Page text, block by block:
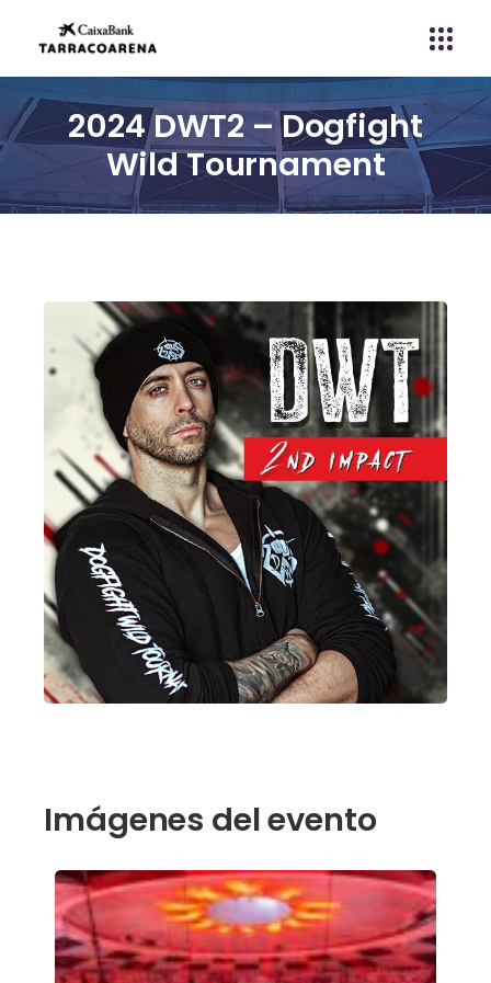
2024 DWT2 – Dogfight
Wild Tournament
Imágenes del evento